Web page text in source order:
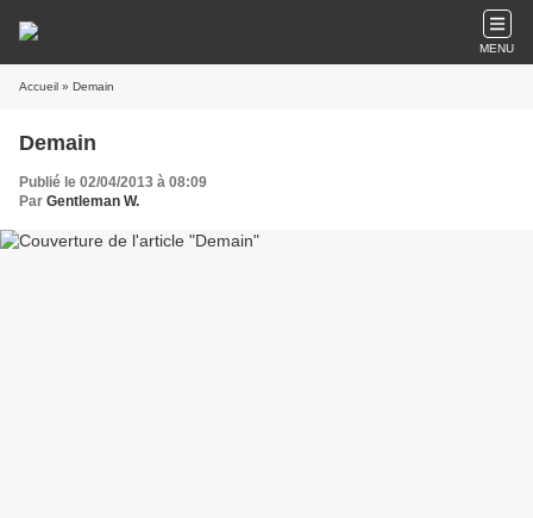
MENU
Accueil » Demain
Demain
Publié le 02/04/2013 à 08:09
Par Gentleman W.